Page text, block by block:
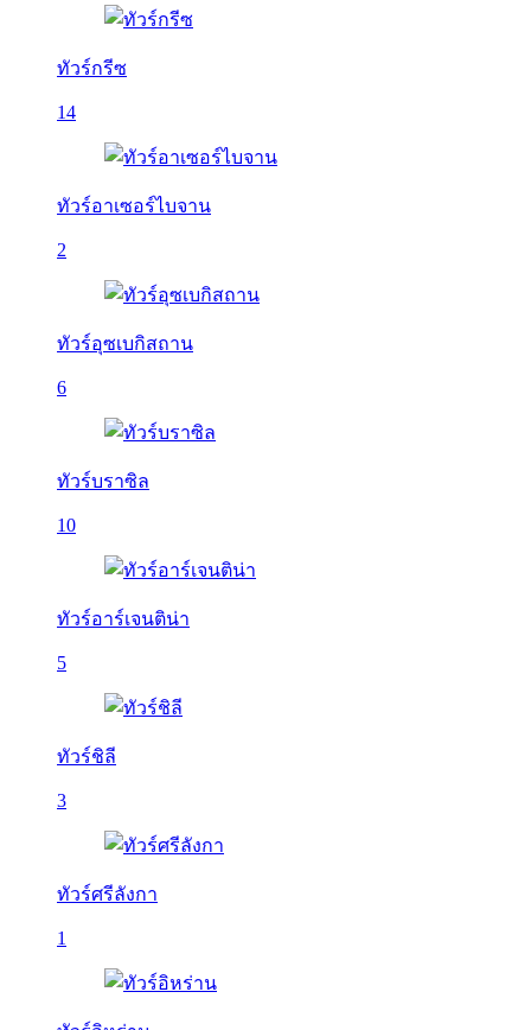
ทัวร์กรีซ
14
ทัวร์อาเซอร์ไบจาน
2
ทัวร์อุซเบกิสถาน
6
ทัวร์บราซิล
10
ทัวร์อาร์เจนติน่า
5
ทัวร์ชิลี
3
ทัวร์ศรีลังกา
1